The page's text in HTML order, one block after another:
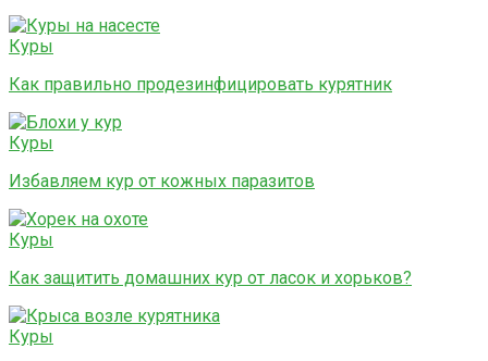
Куры
Как правильно продезинфицировать курятник
Куры
Избавляем кур от кожных паразитов
Куры
Как защитить домашних кур от ласок и хорьков?
Куры